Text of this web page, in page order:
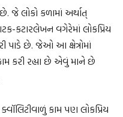
લોકો કળામાં અર્થાત્
કટારલેખન વગેરેમાં લોકપ્રિય
પાડે છે. જેઓ આ ક્ષેત્રોમાં
કરી રહ્યા છે એવું માને છે
કામ પણ લોકપ્રિય